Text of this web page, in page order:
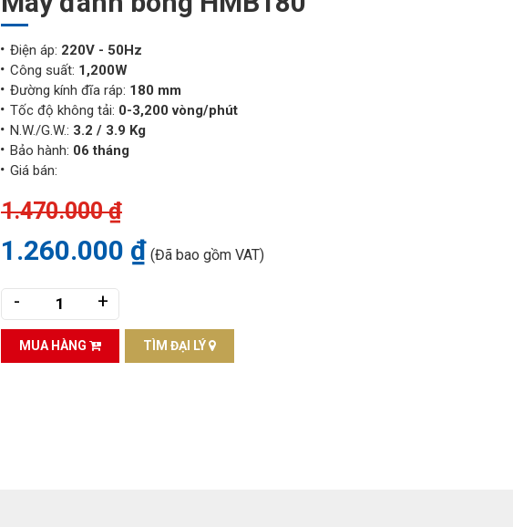
Điện áp: 220V - 50Hz
Công suất: 1,200W
Đường kính đĩa ráp: 180 mm
Tốc độ không tải: 0-3,200 vòng/phút
N.W./G.W.: 3.2 / 3.9 Kg
Bảo hành: 06 tháng
Giá bán:
1.470.000 ₫
1.260.000 ₫ (Đã bao gồm VAT)
- +
MUA HÀNG TÌM ĐẠI LÝ